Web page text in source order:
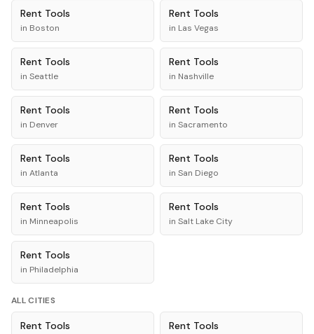
Rent Tools
in Boston
Rent Tools
in Las Vegas
Rent Tools
in Seattle
Rent Tools
in Nashville
Rent Tools
in Denver
Rent Tools
in Sacramento
Rent Tools
in Atlanta
Rent Tools
in San Diego
Rent Tools
in Minneapolis
Rent Tools
in Salt Lake City
Rent Tools
in Philadelphia
ALL CITIES
Rent Tools Rent Tools